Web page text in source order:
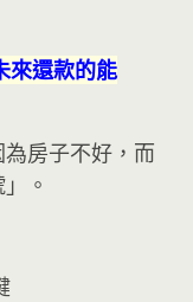
來還款的能
房子不好，而
。